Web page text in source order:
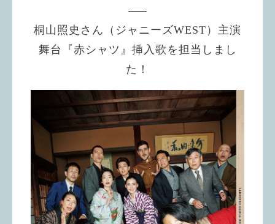
桐山照史さん（ジャニーズWEST）主演
舞台『赤シャツ』挿入歌を担当しまし
た！